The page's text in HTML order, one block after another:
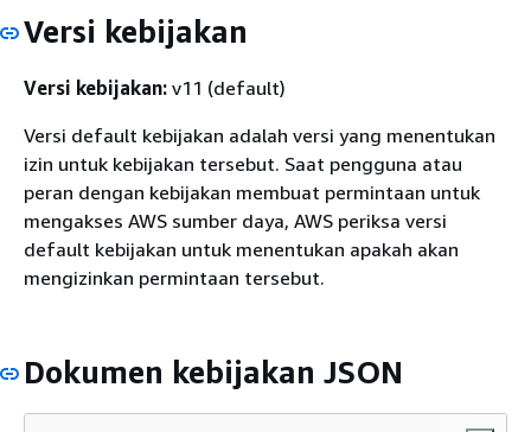
Versi kebijakan
Versi kebijakan: v11 (default)
Versi default kebijakan adalah versi yang menentukan
izin untuk kebijakan tersebut. Saat pengguna atau
peran dengan kebijakan membuat permintaan untuk
mengakses AWS sumber daya, AWS periksa versi
default kebijakan untuk menentukan apakah akan
mengizinkan permintaan tersebut.
Dokumen kebijakan JSON